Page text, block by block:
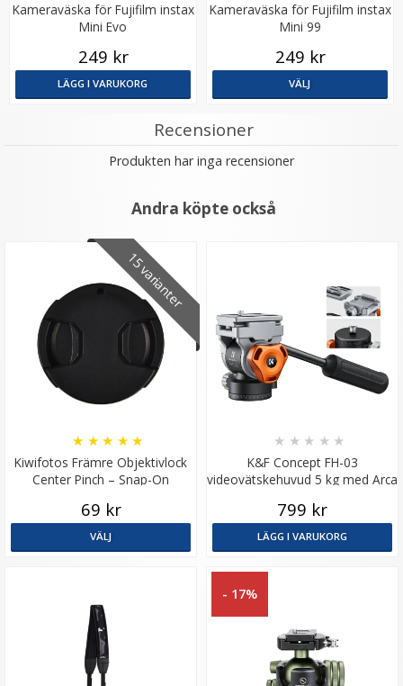
JJC Skärmskydd för Fujifilm X-M5/X100VI/X-T4/ X-T5/X-
139 kr
Kameraväska för Fujifilm instax
Mini Evo
249 kr
LÄGG I VARUKORG
Kameraväska för Fujifilm instax
Mini 99
249 kr
VÄLJ
Recensioner
Produkten har inga recensioner
Andra köpte också
15 varianter
Kiwifotos Främre Objektivlock
Center Pinch – Snap-On
★ ★ ★ ★ ★
69 kr
VÄLJ
K&F Concept FH-03
videovätskehuvud 5 kg med Arca
★ ★ ★ ★ ★
799 kr
LÄGG I VARUKORG
- 17%